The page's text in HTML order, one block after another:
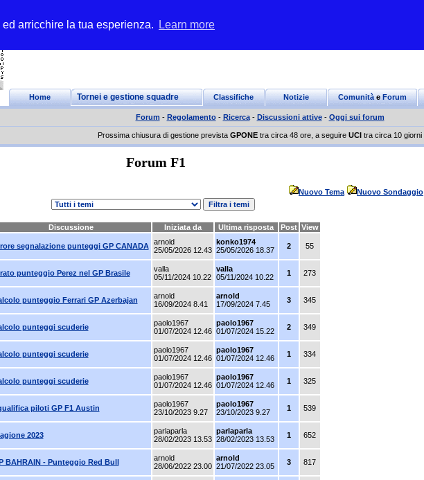
arricchire la tua esperienza. Learn more
Home Tornei e gestione squadre Classifiche Notizie Comunitàe Forum
Forum - Regolamento- Ricerca- Discussioni attive- Oggi sui forum
Prossima chiusura di gestione prevista GPONE tra circa 48 ore, a seguire UCI tra circa 10 giorni
Forum F1
Nuovo Tema Nuovo Sondaggio
Discussione Iniziata da Ultima risposta Post View
segnalazione punteggi GP CANADA
arnold
25/05/2026 12.43
konko1974
25/05/2026 18.37
2 55
punteggio Perez nel GP Brasile
valla
05/11/2024 10.22
valla
05/11/2024 10.22
1 273
punteggio Ferrari GP Azerbajan
arnold
16/09/2024 8.41
arnold
17/09/2024 7.45
3 345
punteggi scuderie
paolo1967
01/07/2024 12.46
paolo1967
01/07/2024 15.22
2 349
punteggi scuderie
paolo1967
01/07/2024 12.46
paolo1967
01/07/2024 12.46
1 334
punteggi scuderie
paolo1967
01/07/2024 12.46
paolo1967
01/07/2024 12.46
1 325
piloti GP F1 Austin
paolo1967
23/10/2023 9.27
paolo1967
23/10/2023 9.27
1 539
2023
parlaparla
28/02/2023 13.53
parlaparla
28/02/2023 13.53
1 652
BAHRAIN - Punteggio Red Bull
arnold
28/06/2022 23.00
arnold
21/07/2022 23.05
3 817